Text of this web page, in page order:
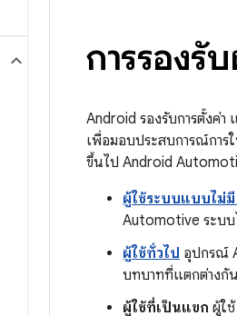
การรองรั
Android รองรับการตั้งค่
เพื่อมอบประสบการณ์กา
ขึ้นไป Android
ผู้ใช้ระบบแบบไม่มี
Automotive ระบบ
ผู้ใช้ทั่วไป อุปกรณ์
บทบาทที่แตกต่างกั
ผู้ใช้ที่เป็นแขก ผู้ใ